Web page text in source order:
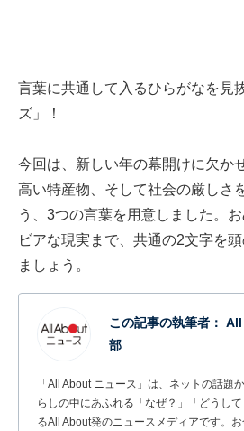
言葉に共通して入るひらがなを見
ズ」！
今回は、新しい年の幕開けに欠か
高い特産物、そして社会の厳しさ
う、3つの言葉を用意しました。
ビアな現実まで、共通の2文字を
ましょう。
この記事の執筆者： All
部
「All About ニュース」は、ネットの話題
らしの中にあふれる「なぜ？」「どうし
るAll About発のニュースメディアです。